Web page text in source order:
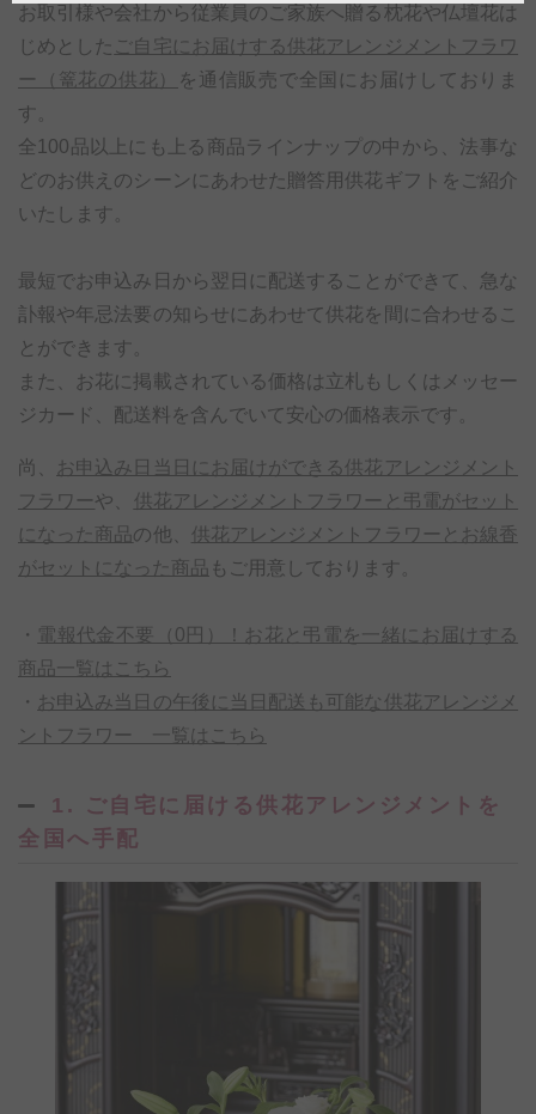
お取引様や会社から従業員のご家族へ贈る枕花や仏壇花は
じめとした ご自宅にお届けする供花アレンジメントフラワ
ー（篭花の供花）
を通信販売で全国にお届けしておりま
す。
全100品以上にも上る商品ラインナップの中から、法事な
どのお供えのシーンにあわせた贈答用供花ギフトをご紹介
いたします。
最短でお申込み日から翌日に配送することができて、急な
訃報や年忌法要の知らせにあわせて供花を間に合わせるこ
とができます。
また、お花に掲載されている価格は立札もしくはメッセー
ジカード、配送料を含んでいて安心の価格表示です。
尚、
お申込み日当日にお届けができる供花アレンジメント
フラワーや、 供花アレンジメントフラワーと弔電がセット
になった商品の他、 供花アレンジメントフラワーとお線香
がセットになった商品 もご用意しております。
・ 電報代金不要（0円）！お花と弔電を一緒にお届けする
商品一覧はこちら
・ お申込み当日の午後に当日配送も可能な供花アレンジメ
ントフラワー 一覧はこちら
1. ご自宅に届ける供花アレンジメントを
全国へ手配